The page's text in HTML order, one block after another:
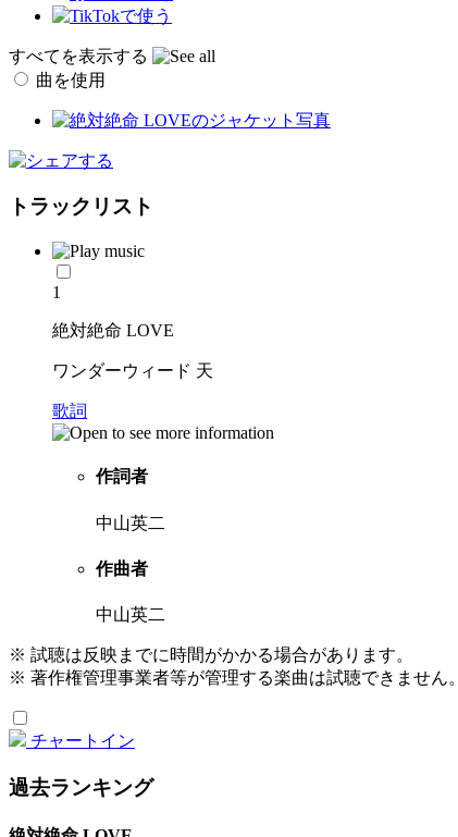
すべてを表示する
曲を使用
トラックリスト
1
絶対絶命 LOVE
ワンダーウィード 天
歌詞
作詞者
中山英二
作曲者
中山英二
※ 試聴は反映までに時間がかかる場合があります。
※ 著作権管理事業者等が管理する楽曲は試聴できません。
チャートイン
過去ランキング